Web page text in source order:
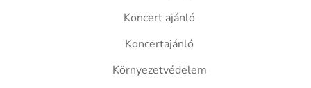
Koncert ajánló
Koncertajánló
Környezetvédelem